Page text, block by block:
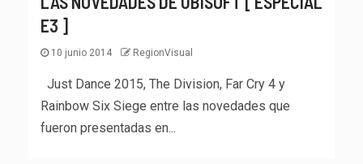
E3 ]
10 junio 2014 RegionVisual
Just Dance 2015, The Division, Far Cry 4 y
Rainbow Six Siege entre las novedades que
fueron presentadas en...